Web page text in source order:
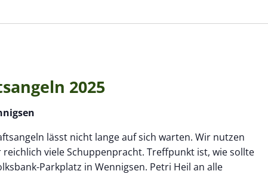
2025
lässt nicht lange auf sich warten. Wir nutzen
viele Schuppenpracht. Treffpunkt ist, wie sollte
Parkplatz in Wennigsen. Petri Heil an alle